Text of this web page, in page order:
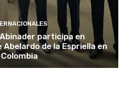
participa en
de la Espriella en
Colombia